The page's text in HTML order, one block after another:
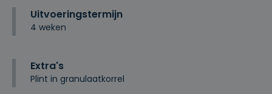
Uitvoeringstermijn
4 weken
Extra's
Plint in granulaatkorrel